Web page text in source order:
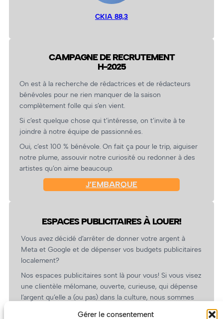
Gérer le consentement
CKIA 88,3
CAMPAGNE DE RECRUTEMENT
H-2025
On est à la recherche de rédactrices et de rédacteurs
bénévoles pour ne rien manquer de la saison
complètement folle qui s’en vient.
Si c’est quelque chose qui t’intéresse, on t’invite à te
joindre à notre équipe de passionné.es.
Oui, c’est 100 % bénévole. On fait ça pour le trip, aiguiser
notre plume, assouvir notre curiosité ou redonner à des
artistes qu’on aime beaucoup.
J’EMBARQUE
ESPACES PUBLICITAIRES À LOUER!
Vous avez décidé d’arrêter de donner votre argent à
Meta et Google et de dépenser vos budgets publicitaires
localement?
Nos espaces publicitaires sont là pour vous! Si vous visez
une clientèle mélomane, ouverte, curieuse, qui dépense
l’argent qu’elle a (ou pas) dans la culture, nous sommes